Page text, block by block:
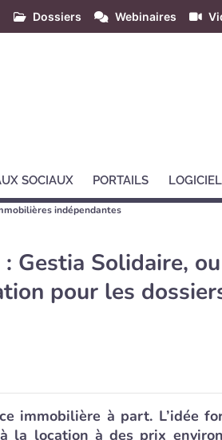
Dossiers Webinaires
SOCIAUX PORTAILS
indépendantes
Gestia Solidaire,
pour les
immobilière à part. L’idée
la location à des prix